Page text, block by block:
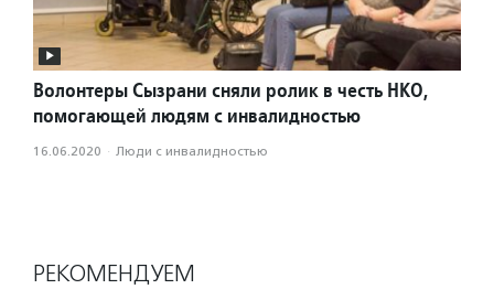
Волонтеры Сызрани сняли ролик в честь НКО,
помогающей людям с инвалидностью
16.06.2020 · Люди с инвалидностью
РЕКОМЕНДУЕМ